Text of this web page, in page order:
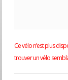
Ce vélo n’est plus
trouver un vélo